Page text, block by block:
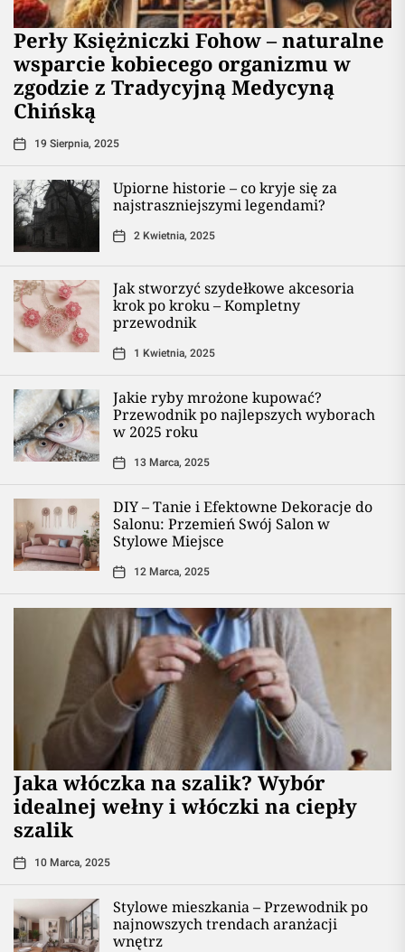
Perły Księżniczki Fohow – naturalne
wsparcie kobiecego organizmu w
zgodzie z Tradycyjną Medycyną
Chińską
19 Sierpnia, 2025
Upiorne historie – co kryje się za
najstraszniejszymi legendami?
2 Kwietnia, 2025
Jak stworzyć szydełkowe akcesoria
krok po kroku – Kompletny
przewodnik
1 Kwietnia, 2025
Jakie ryby mrożone kupować?
Przewodnik po najlepszych wyborach
w 2025 roku
13 Marca, 2025
DIY – Tanie i Efektowne Dekoracje do
Salonu: Przemień Swój Salon w
Stylowe Miejsce
12 Marca, 2025
Jaka włóczka na szalik? Wybór
idealnej wełny i włóczki na ciepły
szalik
10 Marca, 2025
Stylowe mieszkania – Przewodnik po
najnowszych trendach aranżacji
wnętrz